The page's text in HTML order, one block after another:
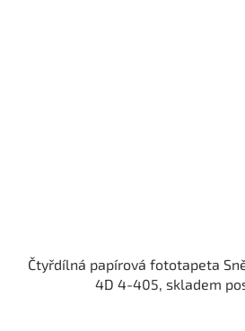
Čtyřdílná papírová fototapeta
4D 4-405, skladem